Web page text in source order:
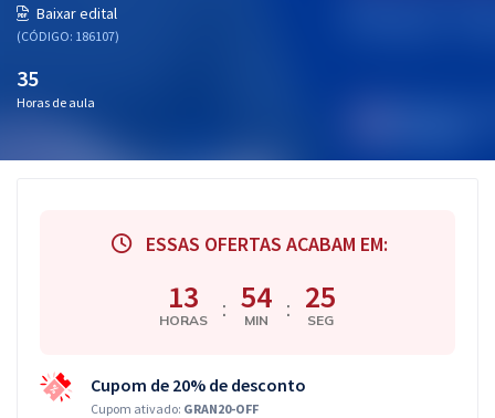
Aprovados
Baixar edital
(CÓDIGO: 186107)
35
Horas de aula
ESSAS OFERTAS ACABAM EM:
13
HORAS : 54
MIN : 24
SEG
Cupom de 20% de desconto
Cupom ativado: GRAN20-OFF